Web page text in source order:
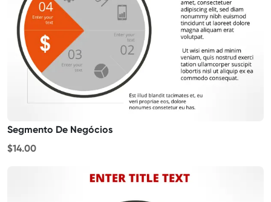
Segmento De Negócios
$14.00